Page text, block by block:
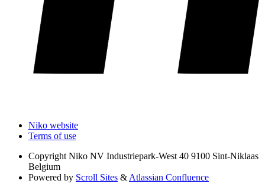
Niko website
Terms of use
Copyright Niko NV Industriepark-West 40 9100 Sint-Niklaas
Belgium
Powered by Scroll Sites & Atlassian Confluence